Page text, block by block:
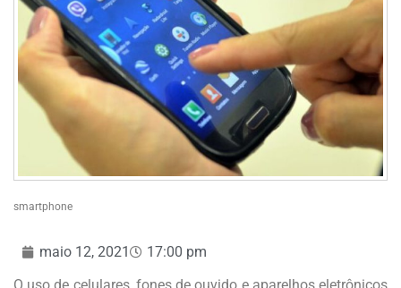
smartphone
maio 12, 2021
17:00 pm